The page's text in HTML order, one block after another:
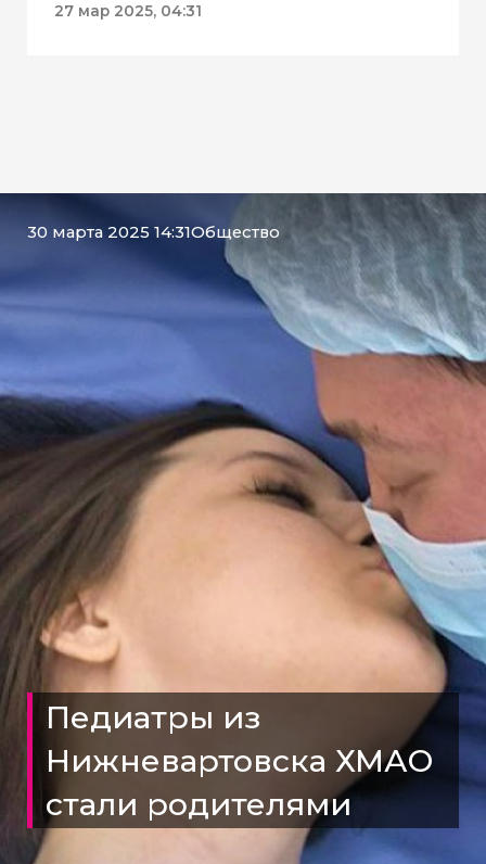
27 мар 2025, 04:31
30 марта 2025 14:31Общество
Педиатры из
Нижневартовска ХМАО
стали родителями